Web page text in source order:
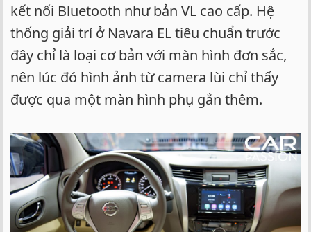
kết nối Bluetooth như bản VL cao cấp. Hệ
thống giải trí ở Navara EL tiêu chuẩn trước
đây chỉ là loại cơ bản với màn hình đơn sắc,
nên lúc đó hình ảnh từ camera lùi chỉ thấy
được qua một màn hình phụ gắn thêm.